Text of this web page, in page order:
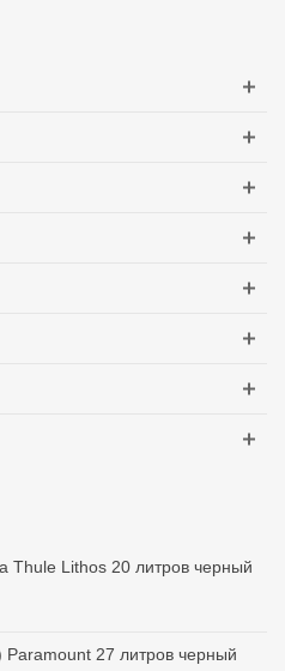
Thule Lithos 20 литров черный
Paramount 27 литров черный